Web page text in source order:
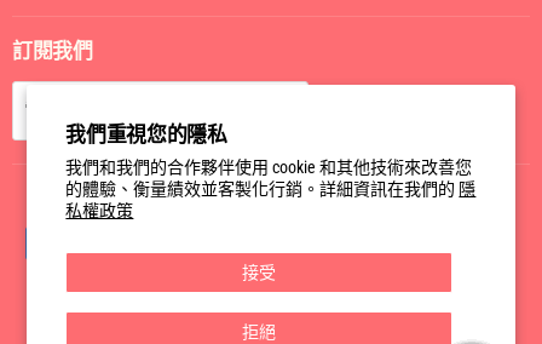
我們重視您的隱私
我們和我們的合作夥伴使用 cookie 和其他技術來改善您
的體驗、衡量績效並客製化行銷。詳細資訊在我們的 隱
私權政策
接受
拒絕
訂閱我們
電郵